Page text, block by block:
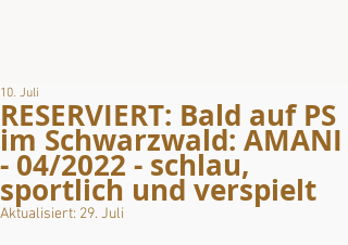
RESERVIERT: Bald auf PS
im Schwarzwald: AMANI
- 04/2022 - schlau,
sportlich und verspielt
10. Juli
Aktualisiert: 29. Juli